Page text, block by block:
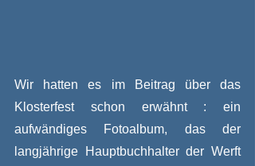
Wir hatten es im Beitrag über das
Klosterfest schon erwähnt : ein
aufwändiges Fotoalbum, das der
langjährige Hauptbuchhalter der Werft